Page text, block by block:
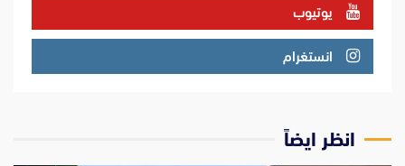
يوتيوب
انستغرام
انظر ايضاً